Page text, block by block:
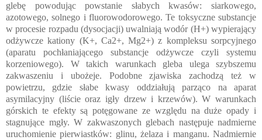
glebę powodując powstanie słabych kwasów: siarkowego,
azotowego, solnego i fluorowodorowego. Te toksyczne substancje
w procesie rozpadu (dysocjacji) uwalniają wodór (H+) wypierający
odżywcze kationy (K+, Ca2+, Mg2+) z kompleksu sorpcyjnego
(aparatu pochłaniającego substancje odżywcze czyli systemu
korzeniowego). W takich warunkach gleba ulega szybszemu
zakwaszeniu i ubożeje. Podobne zjawiska zachodzą też w
powietrzu, gdzie słabe kwasy oddziałują parząco na aparat
asymilacyjny (liście oraz igły drzew i krzewów). W warunkach
górskich te efekty są potęgowane ze względu na duże opady i
stagnujące mgły. W zakwaszonych glebach następuje nadmierne
uruchomienie pierwiastków: glinu, żelaza i manganu. Nadmiernie